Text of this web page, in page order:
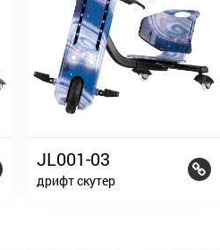
JL001-03
дрифт скутер